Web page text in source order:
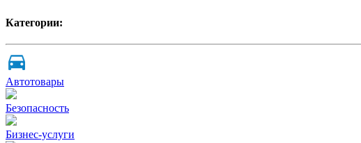
Категории:
Автотовары
Безопасность
Бизнес-услуги